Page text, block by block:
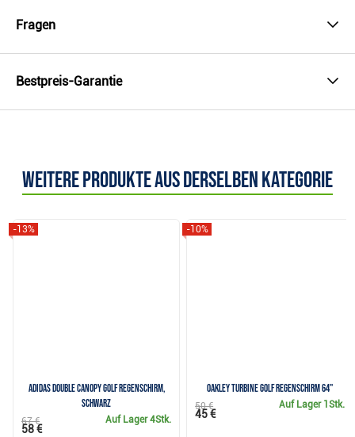
Fragen
Bestpreis-Garantie
Weitere Produkte aus derselben Kategorie
Adidas Double Canopy Golf Regenschirm,
schwarz
-13%
Auf Lager4Stk.
67 €
58 €
Oakley Turbine Golf Regenschirm 64"
-10%
Auf Lager 1Stk.
50 €
45 €